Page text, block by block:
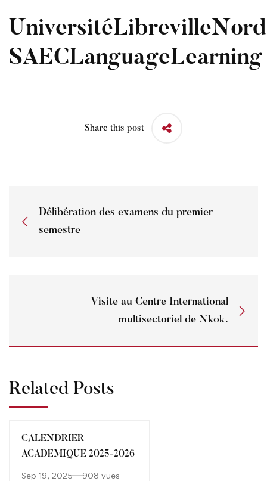
UniversitéLibrevilleNord
SAECLanguageLearning
Share this post
Délibération des examens du premier
semestre
Visite au Centre International
multisectoriel de Nkok.
Related Posts
CALENDRIER
ACADEMIQUE 2025-2026
Sep 19, 2025 908 vues